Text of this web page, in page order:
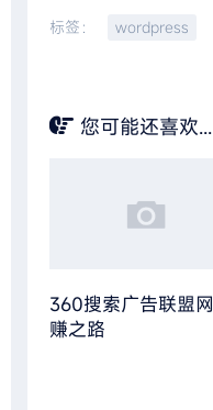
标签： wordpress
您可能还喜欢...
360搜索广告联盟网
赚之路